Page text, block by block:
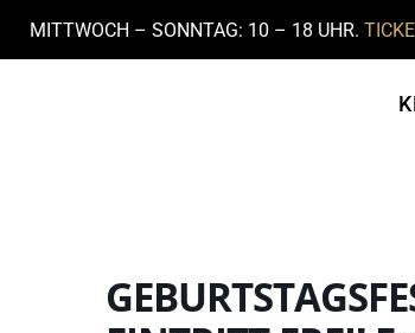
MITTWOCH – SONNTAG: 10 – 18 UHR.